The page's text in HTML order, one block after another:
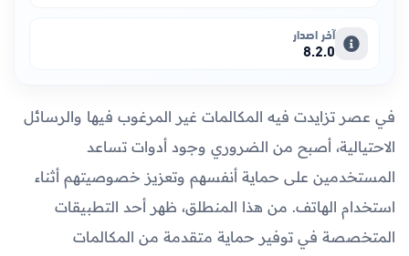
آخر اصدار
8.2.0
في عصر تزايدت فيه المكالمات غير المرغوب فيها والرسائل
الاحتيالية، أصبح من الضروري وجود أدوات تساعد
المستخدمين على حماية أنفسهم وتعزيز خصوصيتهم أثناء
استخدام الهاتف. من هذا المنطلق، ظهر أحد التطبيقات
المتخصصة في توفير حماية متقدمة من المكالمات